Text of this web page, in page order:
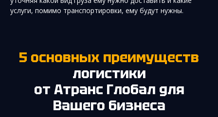
услуги, помимо транспортировки, ему будут нужны.
5 основных преимуществ
логистики
от Атранс Глобал для
Вашего бизнеса